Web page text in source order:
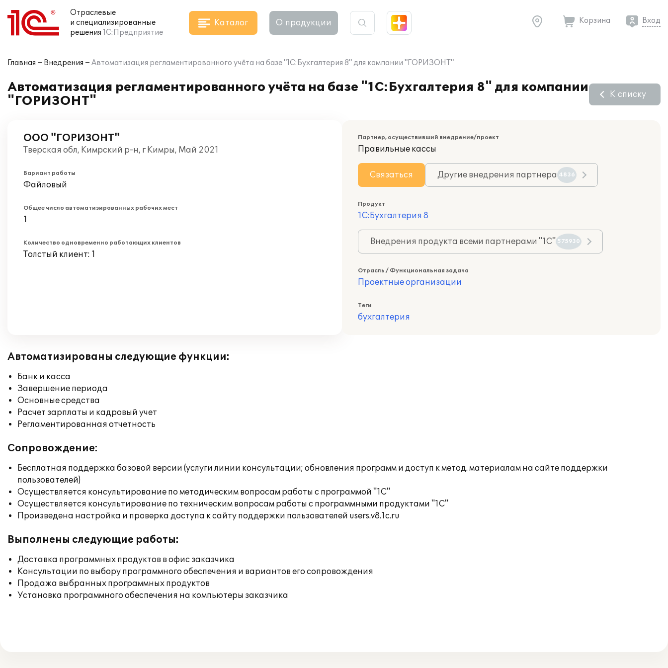
Отраслевые
и специализированные
решения 1С:Предприятие
Каталог О продукции Корзина Вход
Главная Внедрения Автоматизация регламентированного учёта на базе "1С:Бухгалтерия 8" для компании "ГОРИЗОНТ"
Автоматизация регламентированного учёта на базе "1С:Бухгалтерия 8" для компании
"ГОРИЗОНТ"
К списку
ООО "ГОРИЗОНТ"
Тверская обл, Кимрский р-н, г Кимры, Май 2021
Вариант работы
Файловый
Общее число автоматизированных рабочих мест
1
Количество одновременно работающих клиентов
Толстый клиент: 1
Партнер, осуществивший внедрение/проект
Правильные кассы
Связаться Другие внедрения партнера 4836
Продукт
1С:Бухгалтерия 8
Внедрения продукта всеми партнерами "1С" 575930
Отрасль / Функциональная задача
Проектные организации
Теги
бухгалтерия
Автоматизированы следующие функции:
Банк и касса
Завершение периода
Основные средства
Расчет зарплаты и кадровый учет
Регламентированная отчетность
Сопровождение:
Бесплатная поддержка базовой версии (услуги линии консультации; обновления программ и доступ к метод. материалам на сайте поддержки
пользователей)
Осуществляется консультирование по методическим вопросам работы с программой "1С"
Осуществляется консультирование по техническим вопросам работы с программными продуктами "1С"
Произведена настройка и проверка доступа к сайту поддержки пользователей users.v8.1c.ru
Выполнены следующие работы:
Доставка программных продуктов в офис заказчика
Консультации по выбору программного обеспечения и вариантов его сопровождения
Продажа выбранных программных продуктов
Установка программного обеспечения на компьютеры заказчика